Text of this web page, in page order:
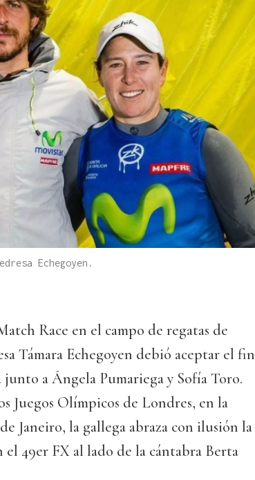
Echegoyen.
Race en el campo de regatas de
Támara Echegoyen debió aceptar el fin
a Ángela Pumariega y Sofía Toro.
Juegos Olímpicos de Londres, en la
Janeiro, la gallega abraza con ilusión la
49er FX al lado de la cántabra Berta